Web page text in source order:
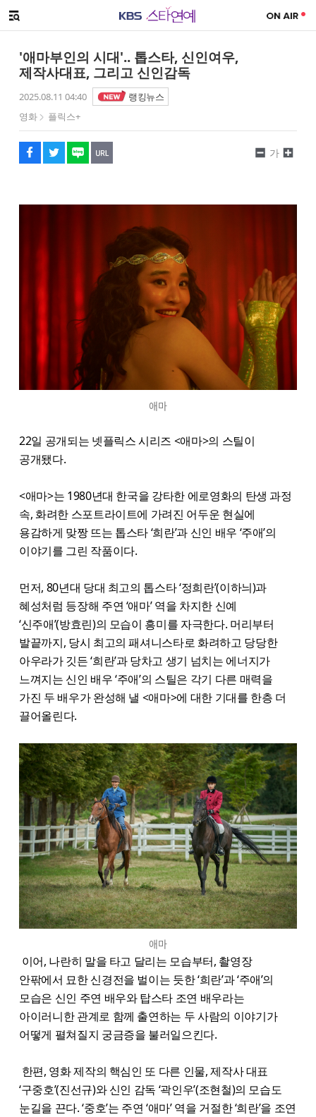
메뉴 열기
'애마부인의 시대'.. 톱스타, 신인여우,
제작사대표, 그리고 신인감독
2025.08.11 04:40
랭킹뉴스
영화
플릭스+
페이스북
트위터
네이버
URL복사
글씨 작게보기
가
글씨 크게보기
애마
22일 공개되는 넷플릭스 시리즈 <애마​>의 스틸이
공개됐다.
<애마>는 1980년대 한국을 강타한 에로영화의 탄생 과정
속, 화려한 스포트라이트에 가려진 어두운 현실에
용감하게 맞짱 뜨는 톱스타 ‘희란’과 신인 배우 ‘주애’의
이야기를 그린 작품이다.
먼저, 80년대 당대 최고의 톱스타 ‘정희란’(이하늬)과
혜성처럼 등장해 주연 ‘애마’ 역을 차지한 신예
‘신주애’(방효린)의 모습이 흥미를 자극한다. 머리부터
발끝까지, 당시 최고의 패셔니스타로 화려하고 당당한
아우라가 깃든 ‘희란’과 당차고 생기 넘치는 에너지가
느껴지는 신인 배우 ‘주애’의 스틸은 각기 다른 매력을
가진 두 배우가 완성해 낼 <애마>​에 대한 기대를 한층 더
끌어올린다.
애마
이어, 나란히 말을 타고 달리는 모습부터, 촬영장
안팎에서 묘한 신경전을 벌이는 듯한 ‘희란’과 ‘주애’의
모습은 신인 주연 배우와 탑스타 조연 배우라는
아이러니한 관계로 함께 출연하는 두 사람의 이야기가
어떻게 펼쳐질지 궁금증을 불러일으킨다.
한편, 영화 제작의 핵심인 또 다른 인물, 제작사 대표
‘구중호’(진선규)와 신인 감독 ‘곽인우’(조현철)의 모습도
눈길을 끈다. ‘중호’는 주연 ‘애마’ 역을 거절한 ‘희란’을 조연
해시태그